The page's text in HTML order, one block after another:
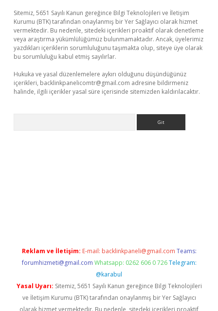
Sitemiz, 5651 Sayılı Kanun gereğince Bilgi Teknolojileri ve İletişim
Kurumu (BTK) tarafından onaylanmış bir Yer Sağlayıcı olarak hizmet
vermektedir. Bu nedenle, sitedeki içerikleri proaktif olarak denetleme
veya araştırma yükümlülüğümüz bulunmamaktadır. Ancak, üyelerimiz
yazdıkları içeriklerin sorumluluğunu taşımakta olup, siteye üye olarak
bu sorumluluğu kabul etmiş sayılırlar.
Hukuka ve yasal düzenlemelere aykırı olduğunu düşündüğünüz
içerikleri, backlinkpanelicomtr@gmail.com adresine bildirmeniz
halinde, ilgili içerikler yasal süre içerisinde sitemizden kaldırılacaktır.
Reklam ve İletişim: E-mail: backlinkpaneli@gmail.com Teams:
forumhizmeti@gmail.com Whatsapp: 0262 606 0 726 Telegram:
@karabul
Yasal Uyarı: Sitemiz, 5651 Sayılı Kanun gereğince Bilgi Teknolojileri
ve İletişim Kurumu (BTK) tarafından onaylanmış bir Yer Sağlayıcı
olarak hizmet vermektedir. Bu nedenle, sitedeki içerikleri proaktif